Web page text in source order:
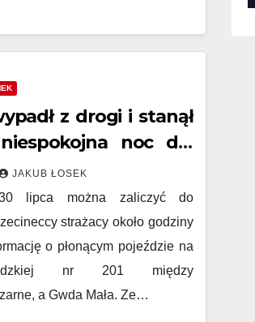
z drogi i stanął
noc dla
JAKUB ŁOSEK
lipca można zaliczyć do
strażacy około godziny
o płonącym pojeździe na
nr 201 między
a Gwda Mała. Ze…